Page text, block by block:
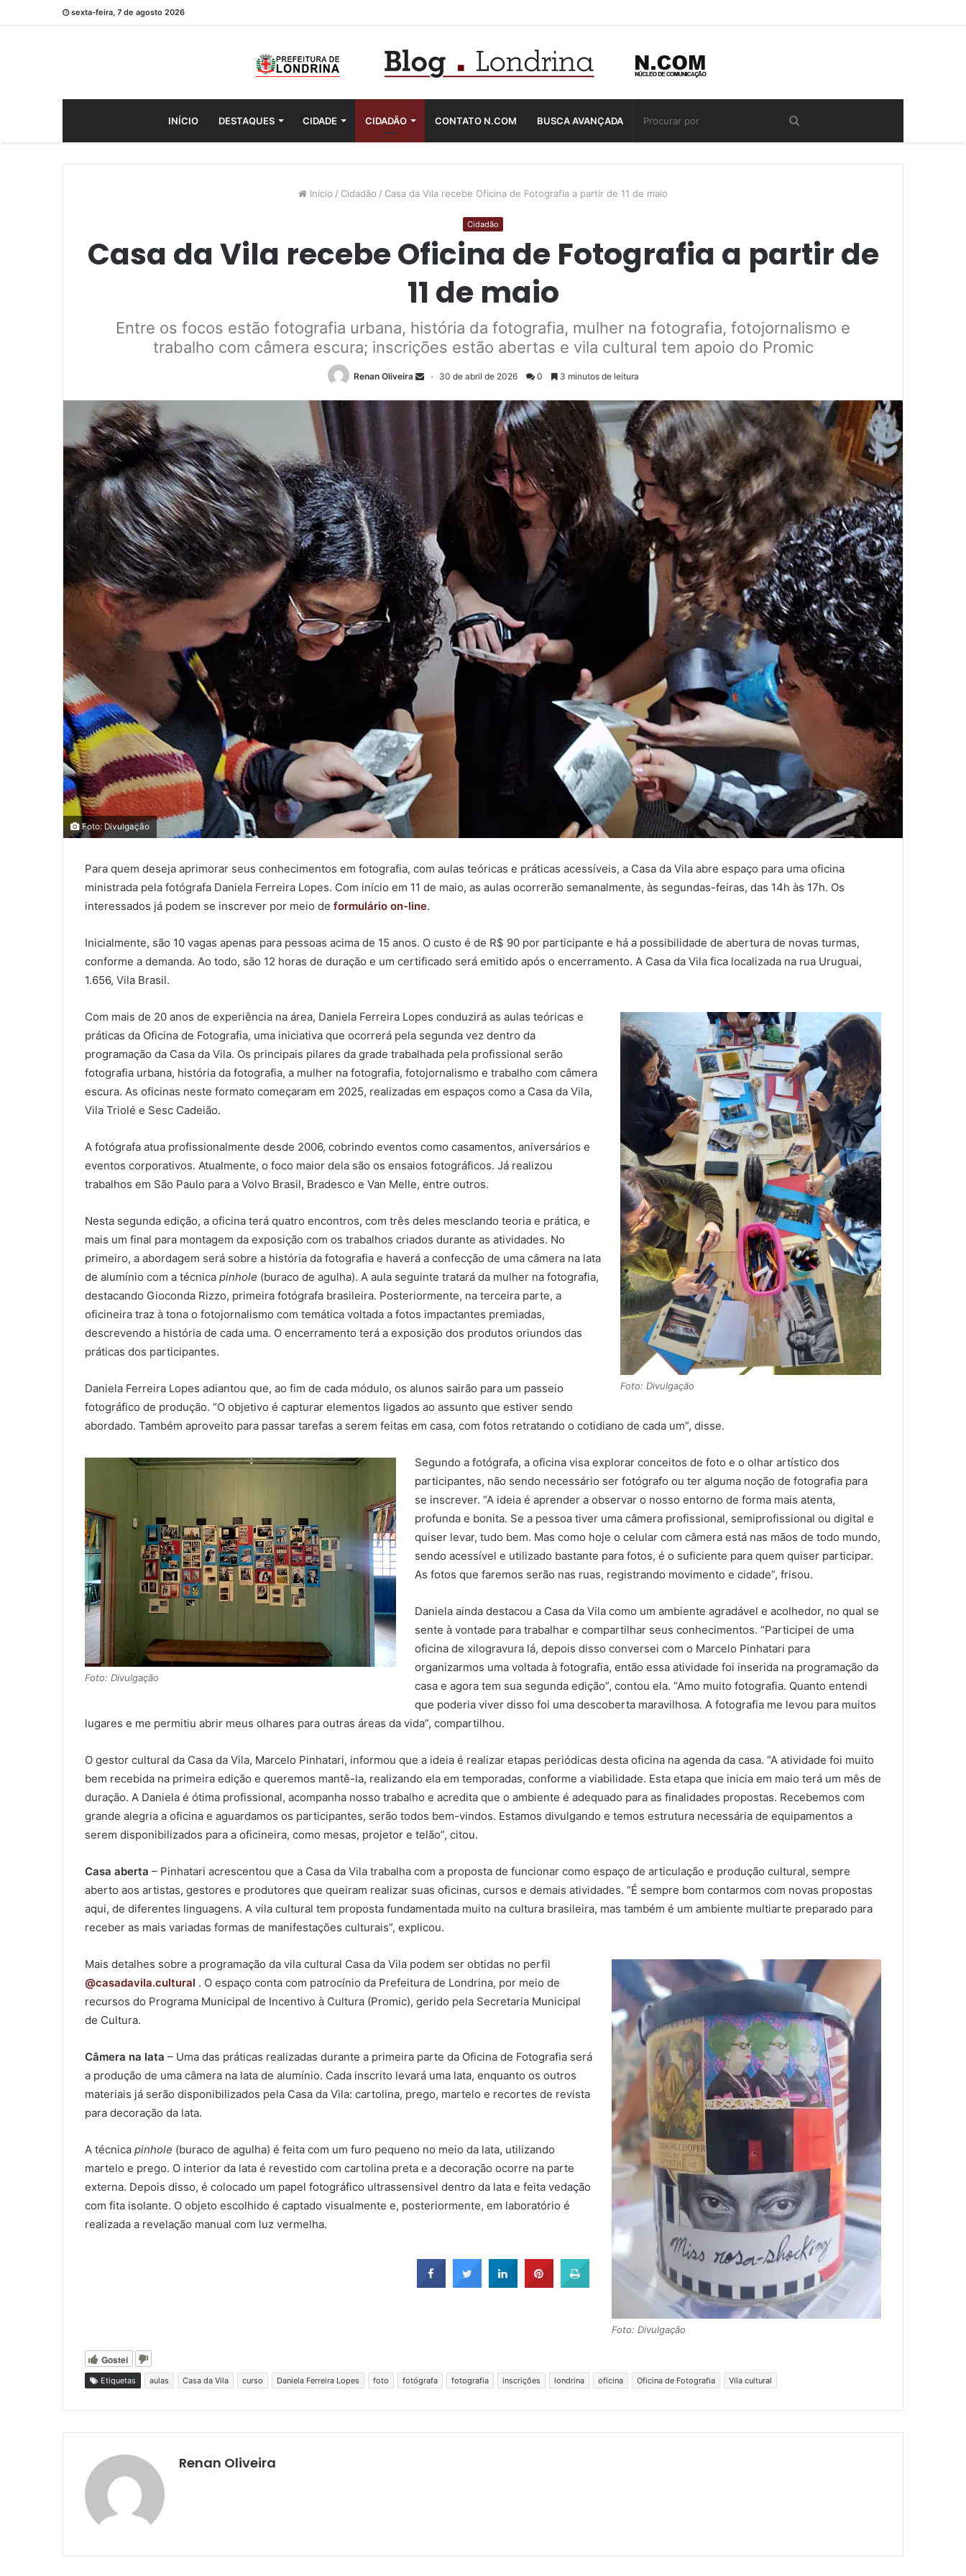
sexta-feira, 7 de agosto 2026
INÍCIO DESTAQUES CIDADE CIDADÃO CONTATO N.COM BUSCA AVANÇADA
Início / Cidadão / Casa da Vila recebe Oficina de Fotografia a partir de 11 de maio
Cidadão
Casa da Vila recebe Oficina de Fotografia a partir de
11 de maio
Entre os focos estão fotografia urbana, história da fotografia, mulher na fotografia, fotojornalismo e
trabalho com câmera escura; inscrições estão abertas e vila cultural tem apoio do Promic
Renan Oliveira 30 de abril de 2026 0 3 minutos de leitura
Foto: Divulgação
Para quem deseja aprimorar seus conhecimentos em fotografia, com aulas teóricas e práticas acessíveis, a Casa da Vila abre espaço para uma oficina
ministrada pela fotógrafa Daniela Ferreira Lopes. Com início em 11 de maio, as aulas ocorrerão semanalmente, às segundas-feiras, das 14h às 17h. Os
interessados já podem se inscrever por meio de formulário on-line.
Inicialmente, são 10 vagas apenas para pessoas acima de 15 anos. O custo é de R$ 90 por participante e há a possibilidade de abertura de novas turmas,
conforme a demanda. Ao todo, são 12 horas de duração e um certificado será emitido após o encerramento. A Casa da Vila fica localizada na rua Uruguai,
1.656, Vila Brasil.
Foto: Divulgação
Com mais de 20 anos de experiência na área, Daniela Ferreira Lopes conduzirá as aulas teóricas e
práticas da Oficina de Fotografia, uma iniciativa que ocorrerá pela segunda vez dentro da
programação da Casa da Vila. Os principais pilares da grade trabalhada pela profissional serão
fotografia urbana, história da fotografia, a mulher na fotografia, fotojornalismo e trabalho com câmera
escura. As oficinas neste formato começaram em 2025, realizadas em espaços como a Casa da Vila,
Vila Triolé e Sesc Cadeião.
A fotógrafa atua profissionalmente desde 2006, cobrindo eventos como casamentos, aniversários e
eventos corporativos. Atualmente, o foco maior dela são os ensaios fotográficos. Já realizou
trabalhos em São Paulo para a Volvo Brasil, Bradesco e Van Melle, entre outros.
Nesta segunda edição, a oficina terá quatro encontros, com três deles mesclando teoria e prática, e
mais um final para montagem da exposição com os trabalhos criados durante as atividades. No
primeiro, a abordagem será sobre a história da fotografia e haverá a confecção de uma câmera na lata
de alumínio com a técnica pinhole (buraco de agulha). A aula seguinte tratará da mulher na fotografia,
destacando Gioconda Rizzo, primeira fotógrafa brasileira. Posteriormente, na terceira parte, a
oficineira traz à tona o fotojornalismo com temática voltada a fotos impactantes premiadas,
descrevendo a história de cada uma. O encerramento terá a exposição dos produtos oriundos das
práticas dos participantes.
Daniela Ferreira Lopes adiantou que, ao fim de cada módulo, os alunos sairão para um passeio
fotográfico de produção. “O objetivo é capturar elementos ligados ao assunto que estiver sendo
abordado. Também aproveito para passar tarefas a serem feitas em casa, com fotos retratando o cotidiano de cada um”, disse.
Foto: Divulgação
Segundo a fotógrafa, a oficina visa explorar conceitos de foto e o olhar artístico dos
participantes, não sendo necessário ser fotógrafo ou ter alguma noção de fotografia para
se inscrever. “A ideia é aprender a observar o nosso entorno de forma mais atenta,
profunda e bonita. Se a pessoa tiver uma câmera profissional, semiprofissional ou digital e
quiser levar, tudo bem. Mas como hoje o celular com câmera está nas mãos de todo mundo,
sendo acessível e utilizado bastante para fotos, é o suficiente para quem quiser participar.
As fotos que faremos serão nas ruas, registrando movimento e cidade”, frisou.
Daniela ainda destacou a Casa da Vila como um ambiente agradável e acolhedor, no qual se
sente à vontade para trabalhar e compartilhar seus conhecimentos. “Participei de uma
oficina de xilogravura lá, depois disso conversei com o Marcelo Pinhatari para
organizarmos uma voltada à fotografia, então essa atividade foi inserida na programação da
casa e agora tem sua segunda edição”, contou ela. “Amo muito fotografia. Quanto entendi
que poderia viver disso foi uma descoberta maravilhosa. A fotografia me levou para muitos
lugares e me permitiu abrir meus olhares para outras áreas da vida”, compartilhou.
O gestor cultural da Casa da Vila, Marcelo Pinhatari, informou que a ideia é realizar etapas periódicas desta oficina na agenda da casa. “A atividade foi muito
bem recebida na primeira edição e queremos mantê-la, realizando ela em temporadas, conforme a viabilidade. Esta etapa que inicia em maio terá um mês de
duração. A Daniela é ótima profissional, acompanha nosso trabalho e acredita que o ambiente é adequado para as finalidades propostas. Recebemos com
grande alegria a oficina e aguardamos os participantes, serão todos bem-vindos. Estamos divulgando e temos estrutura necessária de equipamentos a
serem disponibilizados para a oficineira, como mesas, projetor e telão”, citou.
Casa aberta – Pinhatari acrescentou que a Casa da Vila trabalha com a proposta de funcionar como espaço de articulação e produção cultural, sempre
aberto aos artistas, gestores e produtores que queiram realizar suas oficinas, cursos e demais atividades. “É sempre bom contarmos com novas propostas
aqui, de diferentes linguagens. A vila cultural tem proposta fundamentada muito na cultura brasileira, mas também é um ambiente multiarte preparado para
receber as mais variadas formas de manifestações culturais”, explicou.
Foto: Divulgação
Mais detalhes sobre a programação da vila cultural Casa da Vila podem ser obtidas no perfil
@casadavila.cultural . O espaço conta com patrocínio da Prefeitura de Londrina, por meio de
recursos do Programa Municipal de Incentivo à Cultura (Promic), gerido pela Secretaria Municipal
de Cultura.
Câmera na lata – Uma das práticas realizadas durante a primeira parte da Oficina de Fotografia será
a produção de uma câmera na lata de alumínio. Cada inscrito levará uma lata, enquanto os outros
materiais já serão disponibilizados pela Casa da Vila: cartolina, prego, martelo e recortes de revista
para decoração da lata.
A técnica pinhole (buraco de agulha) é feita com um furo pequeno no meio da lata, utilizando
martelo e prego. O interior da lata é revestido com cartolina preta e a decoração ocorre na parte
externa. Depois disso, é colocado um papel fotográfico ultrassensivel dentro da lata e feita vedação
com fita isolante. O objeto escolhido é captado visualmente e, posteriormente, em laboratório é
realizada a revelação manual com luz vermelha.
Gostei
Etiquetas aulas Casa da Vila curso Daniela Ferreira Lopes foto fotógrafa fotografia inscrições londrina oficina Oficina de Fotografia Vila cultural
Renan Oliveira
COMPARTILHAMENTOS